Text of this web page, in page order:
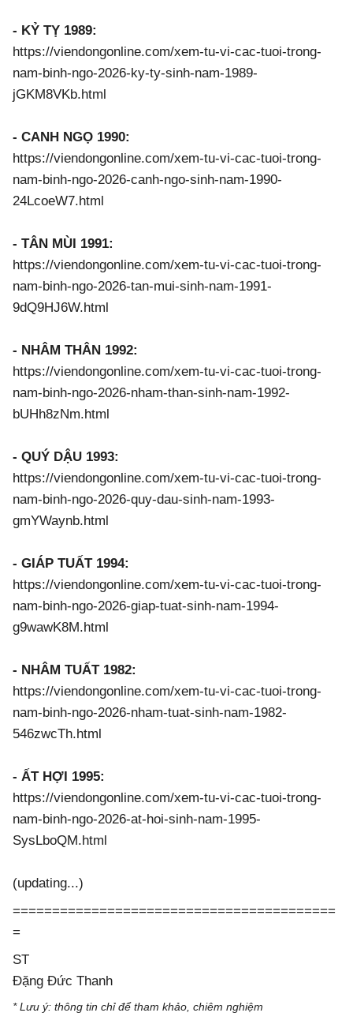
- KỶ TỴ 1989:
https://viendongonline.com/xem-tu-vi-cac-tuoi-trong-
nam-binh-ngo-2026-ky-ty-sinh-nam-1989-
jGKM8VKb.html
- CANH NGỌ 1990:
https://viendongonline.com/xem-tu-vi-cac-tuoi-trong-
nam-binh-ngo-2026-canh-ngo-sinh-nam-1990-
24LcoeW7.html
- TÂN MÙI 1991:
https://viendongonline.com/xem-tu-vi-cac-tuoi-trong-
nam-binh-ngo-2026-tan-mui-sinh-nam-1991-
9dQ9HJ6W.html
- NHÂM THÂN 1992:
https://viendongonline.com/xem-tu-vi-cac-tuoi-trong-
nam-binh-ngo-2026-nham-than-sinh-nam-1992-
bUHh8zNm.html
- QUÝ DẬU 1993:
https://viendongonline.com/xem-tu-vi-cac-tuoi-trong-
nam-binh-ngo-2026-quy-dau-sinh-nam-1993-
gmYWaynb.html
- GIÁP TUẤT 1994:
https://viendongonline.com/xem-tu-vi-cac-tuoi-trong-
nam-binh-ngo-2026-giap-tuat-sinh-nam-1994-
g9wawK8M.html
- NHÂM TUẤT 1982:
https://viendongonline.com/xem-tu-vi-cac-tuoi-trong-
nam-binh-ngo-2026-nham-tuat-sinh-nam-1982-
546zwcTh.html
- ẤT HỢI 1995:
https://viendongonline.com/xem-tu-vi-cac-tuoi-trong-
nam-binh-ngo-2026-at-hoi-sinh-nam-1995-
SysLboQM.html
(updating...)
=========================================
=
ST
Đặng Đức Thanh
* Lưu ý: thông tin chỉ để tham khảo, chiêm nghiệm